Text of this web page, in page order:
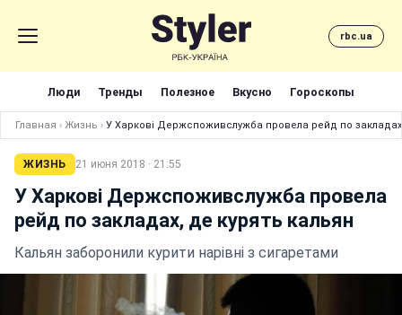
rbc.ua
Люди Тренды Полезное Вкусно Гороскопы
Главная › Жизнь › У Харкові Держспоживслужба провела рейд по
ЖИЗНЬ 21 июня 2018 · 21:55
У Харкові Держспоживслужба провела
рейд по закладах, де курять кальян
Кальян заборонили курити нарівні з сигаретами